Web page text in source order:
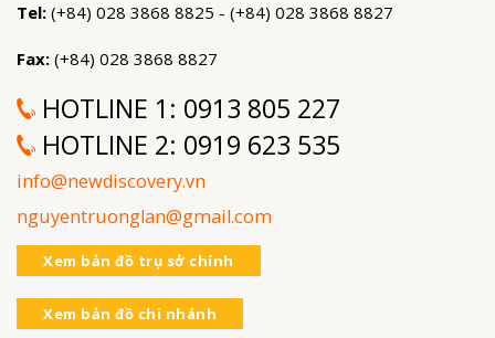
Tel: (+84) 028 3868 8825 - (+84) 028 3868 8827
Fax: (+84) 028 3868 8827
HOTLINE 1: 0913 805 227
HOTLINE 2: 0919 623 535
info@newdiscovery.vn
nguyentruonglan@gmail.com
Xem bản đồ trụ sở chính
Xem bản đồ chi nhánh